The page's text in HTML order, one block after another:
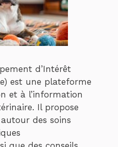
d’Intérêt
est une plateforme
et à l’information
Il propose
des soins